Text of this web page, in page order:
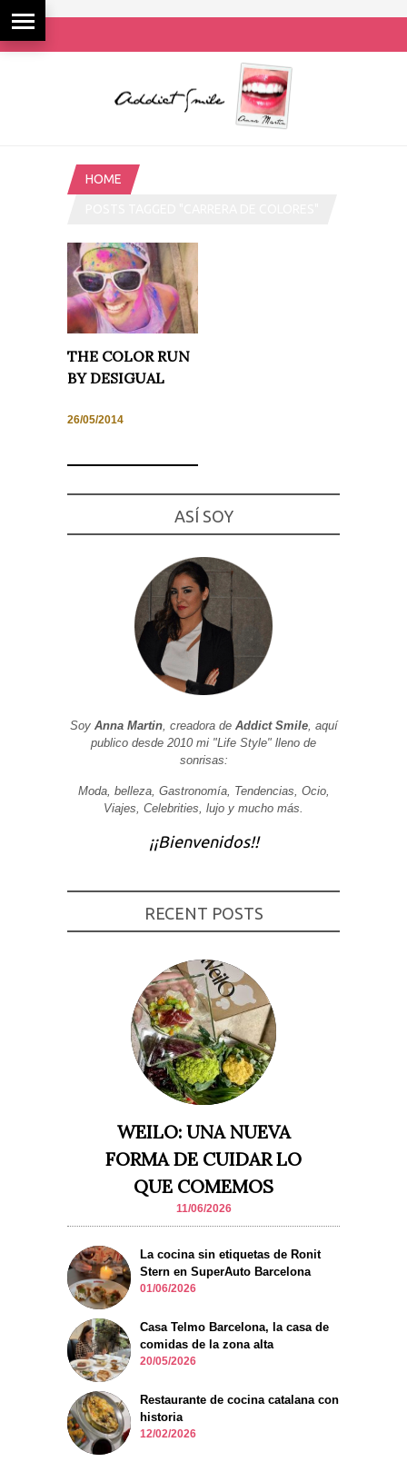
HOME
THE COLOR RUN
BY DESIGUAL
26/05/2014
ASÍ SOY
Soy Anna Martin, creadora de Addict Smile, aquí
publico desde 2010 mi "Life Style" lleno de
sonrisas:
Moda, belleza, Gastronomía, Tendencias, Ocio,
Viajes, Celebrities, lujo y mucho más.
¡¡Bienvenidos!!
RECENT POSTS
WEILO: UNA NUEVA
FORMA DE CUIDAR LO
QUE COMEMOS
11/06/2026
La cocina sin etiquetas de Ronit
Stern en SuperAuto Barcelona
01/06/2026
Casa Telmo Barcelona, la casa de
comidas de la zona alta
20/05/2026
Restaurante de cocina catalana con
historia
12/02/2026
Estadísticas
y estructura
de la web, en
base a cómo
mejor posible
rechaza estas